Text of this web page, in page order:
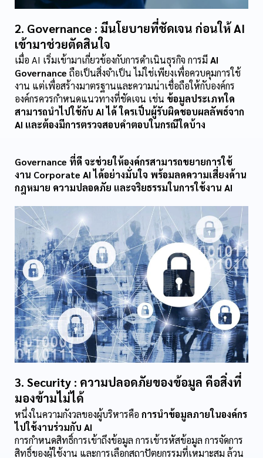
2. Governance : มีนโยบายที่ชัดเจน ก่อนให้ AI
เข้ามาช่วยตัดสินใจ
เมื่อ AI เริ่มเข้ามาเกี่ยวข้องกับการดำเนินธุรกิจ การมี AI
Governance ถือเป็นสิ่งจำเป็น ไม่ใช่เพียงเพื่อควบคุมการใช้
งาน แต่เพื่อสร้างมาตรฐานและความน่าเชื่อถือให้กับองค์กร
องค์กรควรกำหนดแนวทางที่ชัดเจน เช่น ข้อมูลประเภทใด
สามารถนำไปใช้กับ AI ได้ ใครเป็นผู้รับผิดชอบผลลัพธ์จาก
AI และต้องมีการตรวจสอบคำตอบในกรณีใดบ้าง
Governance ที่ดี จะช่วยให้องค์กรสามารถขยายการใช้
งาน Corporate AI ได้อย่างมั่นใจ พร้อมลดความเสี่ยงด้าน
กฎหมาย ความปลอดภัย และจริยธรรมในการใช้งาน AI
3. Security : ความปลอดภัยของข้อมูล คือสิ่งที่
มองข้ามไม่ได้
หนึ่งในความกังวลของผู้บริหารคือ การนำข้อมูลภายในองค์กร
ไปใช้งานร่วมกับ AI
การกำหนดสิทธิ์การเข้าถึงข้อมูล การเข้ารหัสข้อมูล การจัดการ
สิทธิ์ของผู้ใช้งาน และการเลือกสถาปัตยกรรมที่เหมาะสม ล้วน